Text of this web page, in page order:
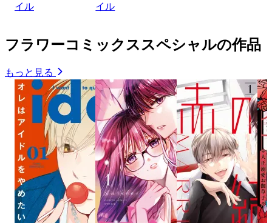
イル
イル
フラワーコミックススペシャルの作品
もっと見る